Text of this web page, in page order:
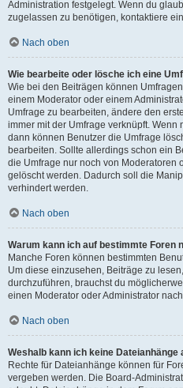
Administration festgelegt. Wenn du
zugelassen zu benötigen, kontaktiere
Nach oben
Wie bearbeite oder lösche ich eine
Wie bei den Beiträgen können
einem Moderator oder einem
Umfrage zu bearbeiten, ändere den
immer mit der Umfrage verknüpft.
dann können Benutzer die Umfrage
bearbeiten. Sollte allerdings schon ein
die Umfrage nur noch von Moderatoren
gelöscht werden. Dadurch soll die
verhindert werden.
Nach oben
Warum kann ich auf bestimmte Foren
Manche Foren können bestimmten
Um diese einzusehen, Beiträge zu
durchzuführen, brauchst du
einen Moderator oder Administrator
Nach oben
Weshalb kann ich keine Dateianhänge
Rechte für Dateianhänge können für
vergeben werden. Die Board-